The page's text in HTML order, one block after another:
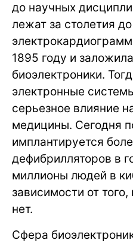
до научных
лежат за столетия
1895 году и
биоэлектроники.
электронные
серьезное влияние
медицины. Сегодня
имплантируется
дефибрилляторов в
миллионы людей в
зависимости от
нет.
Сфера